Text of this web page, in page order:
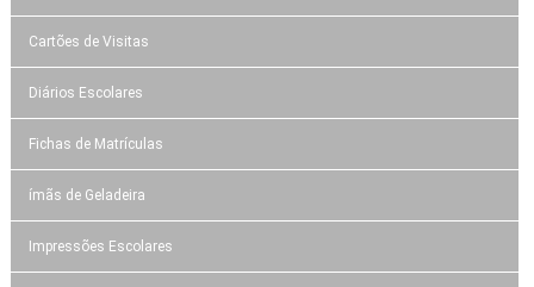
Cartões de Visitas
Diários Escolares
Fichas de Matrículas
ímãs de Geladeira
Impressões Escolares